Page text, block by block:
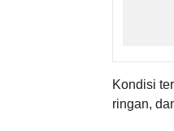
Kondisi
ringan,